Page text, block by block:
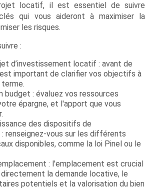
locatif, il est essentiel de suivre
qui vous aideront à maximiser la
les risques.
:
d’investissement locatif : avant de
important de clarifier vos objectifs à
budget : évaluez vos ressources
épargne, et l'apport que vous
des dispositifs de
renseignez-vous sur les différents
disponibles, comme la loi Pinel ou le
: l'emplacement est crucial
la demande locative, le
potentiels et la valorisation du bien